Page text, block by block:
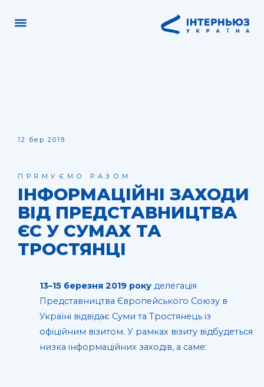
12 бер 2019
ПРЯМУЄМО РАЗОМ
ІНФОРМАЦІЙНІ ЗАХОДИ
ВІД ПРЕДСТАВНИЦТВА
ЄС У СУМАХ ТА
ТРОСТЯНЦІ
13–15 березня 2019 рокуделегація
Представництва Європейського Союзу в
Україні відвідає Суми та Тростянець із
офіційним візитом. У рамках візиту відбудеться
низка інформаційних заходів, а саме: